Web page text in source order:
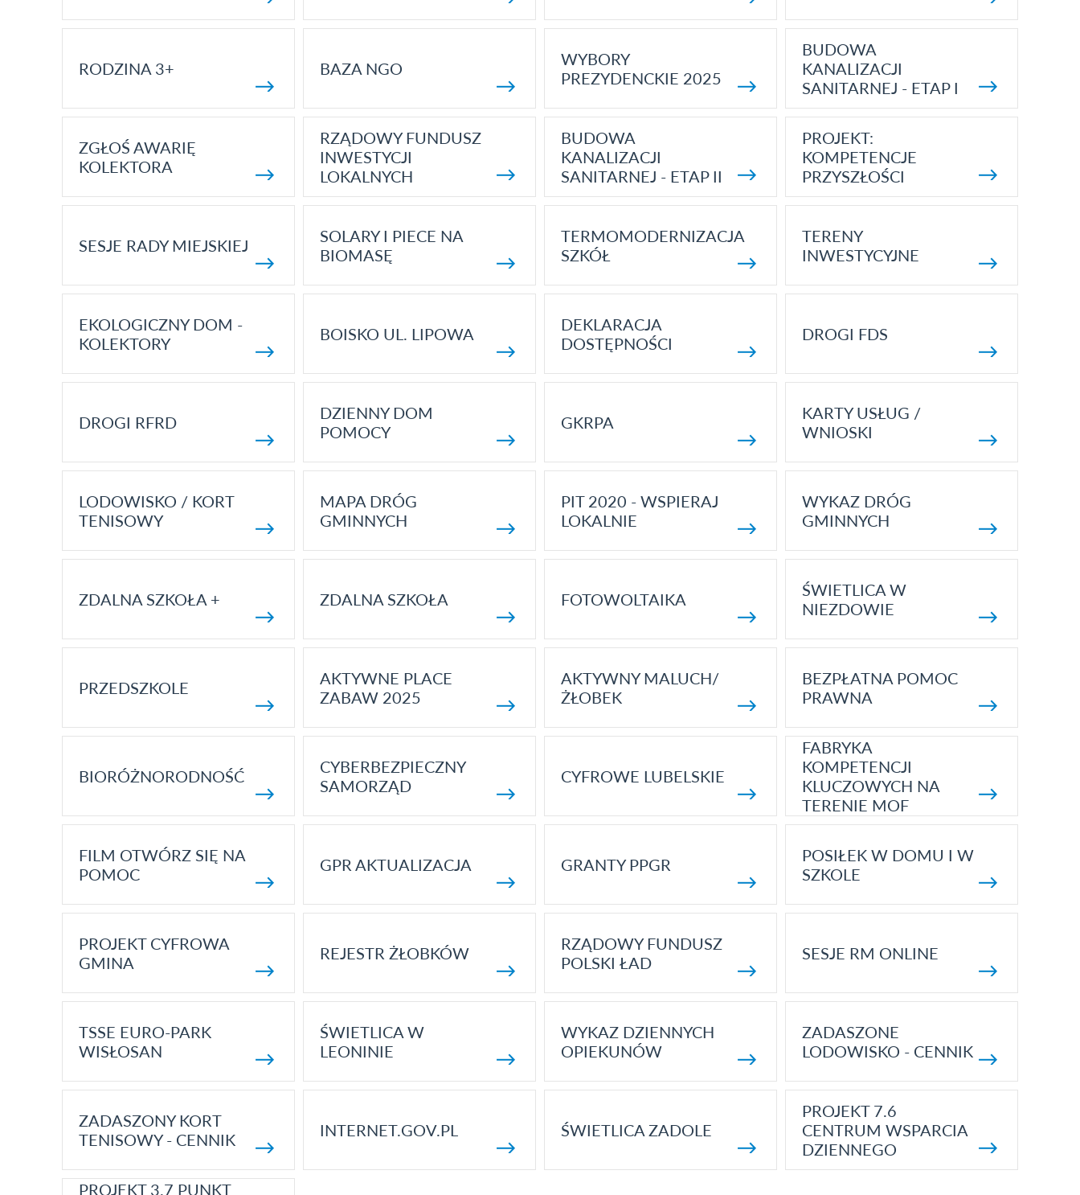
RODZINA 3+ BAZA NGO
WYBORY
PREZYDENCKIE 2025
BUDOWA
KANALIZACJI
SANITARNEJ - ETAP I
ZGŁOŚ AWARIĘ
KOLEKTORA
RZĄDOWY FUNDUSZ
INWESTYCJI
LOKALNYCH
BUDOWA
KANALIZACJI
SANITARNEJ - ETAP II
PROJEKT:
KOMPETENCJE
PRZYSZŁOŚCI
SESJE RADY MIEJSKIEJ
SOLARY I PIECE NA
BIOMASĘ
TERMOMODERNIZACJA
SZKÓŁ
TERENY
INWESTYCYJNE
EKOLOGICZNY DOM -
KOLEKTORY
BOISKO UL. LIPOWA
DEKLARACJA
DOSTĘPNOŚCI
DROGI FDS
DROGI RFRD
DZIENNY DOM
POMOCY
GKRPA
KARTY USŁUG /
WNIOSKI
LODOWISKO / KORT
TENISOWY
MAPA DRÓG
GMINNYCH
PIT 2020 - WSPIERAJ
LOKALNIE
WYKAZ DRÓG
GMINNYCH
ZDALNA SZKOŁA + ZDALNA SZKOŁA FOTOWOLTAIKA
ŚWIETLICA W
NIEZDOWIE
PRZEDSZKOLE
AKTYWNE PLACE
ZABAW 2025
AKTYWNY MALUCH/
ŻŁOBEK
BEZPŁATNA POMOC
PRAWNA
BIORÓŻNORODNOŚĆ
CYBERBEZPIECZNY
SAMORZĄD
CYFROWE LUBELSKIE
FABRYKA
KOMPETENCJI
KLUCZOWYCH NA
TERENIE MOF
FILM OTWÓRZ SIĘ NA
POMOC
GPR AKTUALIZACJA GRANTY PPGR
POSIŁEK W DOMU I W
SZKOLE
PROJEKT CYFROWA
GMINA
REJESTR ŻŁOBKÓW
RZĄDOWY FUNDUSZ
POLSKI ŁAD
SESJE RM ONLINE
TSSE EURO-PARK
WISŁOSAN
ŚWIETLICA W
LEONINIE
WYKAZ DZIENNYCH
OPIEKUNÓW
ZADASZONE
LODOWISKO - CENNIK
ZADASZONY KORT
TENISOWY - CENNIK
INTERNET.GOV.PL ŚWIETLICA ZADOLE
PROJEKT 7.6
CENTRUM WSPARCIA
DZIENNEGO
PROJEKT 3.7 PUNKT